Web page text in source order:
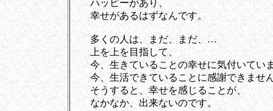
ハッピーがあり、
幸せがあるはずなんです。
多くの人は、まだ、まだ、…
上を上を目指して、
今、生きていることの幸せに気付いてい
今、生活できていることに感謝できませ
そうすると、幸せを感じることが、
なかなか、出来ないのです。